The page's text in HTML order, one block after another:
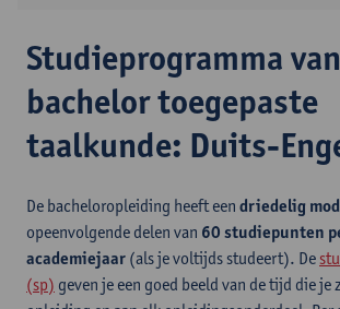
Studieprogramma
bachelor toegepaste
taalkunde: Duits-
De bacheloropleiding heeft een driedelig
opeenvolgende delen van 60 studiepunten
academiejaar (als je voltijds studeert). De
(sp) geven je een goed beeld van de tijd die je